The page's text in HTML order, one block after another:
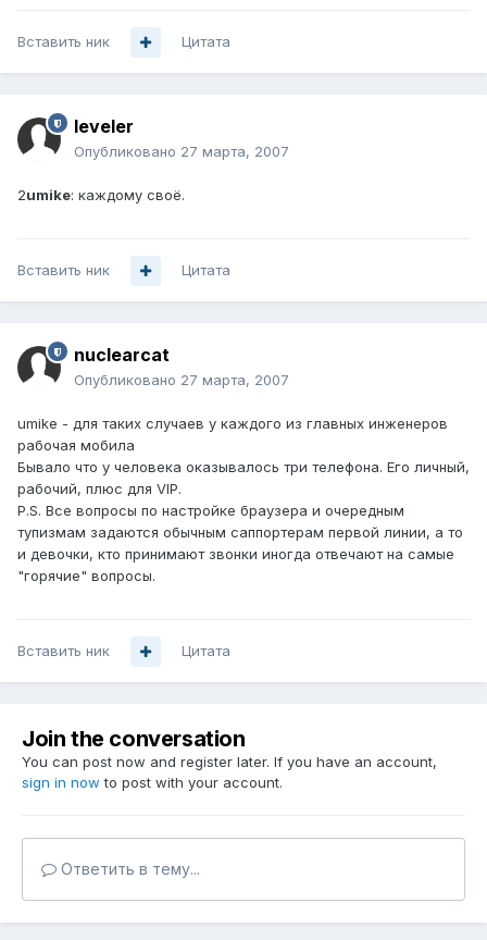
Вставить ник Цитата
leveler
Опубликовано 27 марта, 2007
2umike: каждому своё.
Вставить ник Цитата
nuclearcat
Опубликовано 27 марта, 2007
umike - для таких случаев у каждого из главных инженеров
рабочая мобила
Бывало что у человека оказывалось три телефона. Его личный,
рабочий, плюс для VIP.
P.S. Все вопросы по настройке браузера и очередным
тупизмам задаются обычным саппортерам первой линии, а то
и девочки, кто принимают звонки иногда отвечают на самые
"горячие" вопросы.
Вставить ник Цитата
Join the conversation
You can post now and register later. If you have an account,
sign in now to post with your account.
Ответить в тему...